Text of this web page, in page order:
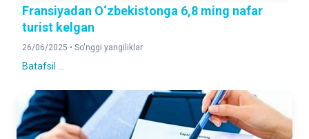
Fransiyadan O‘zbekistonga 6,8 ming nafar
turist kelgan
26/06/2025 • So'nggi yangiliklar
Batafsil ...